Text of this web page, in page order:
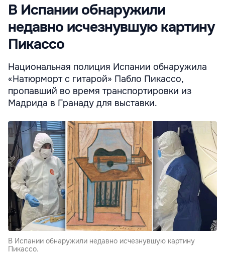
В Испании обнаружили
недавно исчезнувшую картину
Пикассо
Национальная полиция Испании обнаружила
«Натюрморт с гитарой» Пабло Пикассо,
пропавший во время транспортировки из
Мадрида в Гранаду для выставки.
В Испании обнаружили недавно исчезнувшую картину
Пикассо.